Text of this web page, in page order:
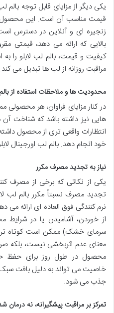
یکی دیگر از مزایای قابل توجه بالم
قیمت مناسب آن است. این محصول
زنجیره ای و آنلاین در دسترس
بالایی که ارائه می دهد، قیمتی
کیفیت و قیمت، بالم لب لابلو را
مراقبت روزانه از لب ها تبدیل می کند.
محدودیت ها و ملاحظات استفاده از بالم
در کنار مزایای فراوان، هر
هایی نیز داشته باشد که شناخت
انتظارات واقعی تری از محصول
خود انجام دهد. بالم لب اورجینال
نیاز به تجدید مصرف مکرر
یکی از نکاتی که برخی از مصرف
تجدید مصرف نسبتاً مکرر بالم لب
نرم کنندگی فوق العاده ای ارائه
از خوردن، آشامیدن یا در شرایط
سرمای خشک) ممکن است کوتاه تر
معنای عدم اثربخشی نیست، بلکه
محصول در طول روز برای حفظ
خاصیت می تواند به دلیل بافت
جذب می شود.
تمرکز بر مراقبت پیشگیرانه، نه درمان